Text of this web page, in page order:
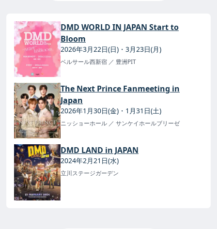
DMD WORLD IN JAPAN Start to
Bloom
2026年3月22日(日)・3月23日(月)
ベルサール西新宿 ／ 豊洲PIT
The Next Prince Fanmeeting in
Japan
2026年1月30日(金)・1月31日(土)
ニッショーホール ／ サンケイホールブリーゼ
DMD LAND in JAPAN
2024年2月21日(水)
立川ステージガーデン